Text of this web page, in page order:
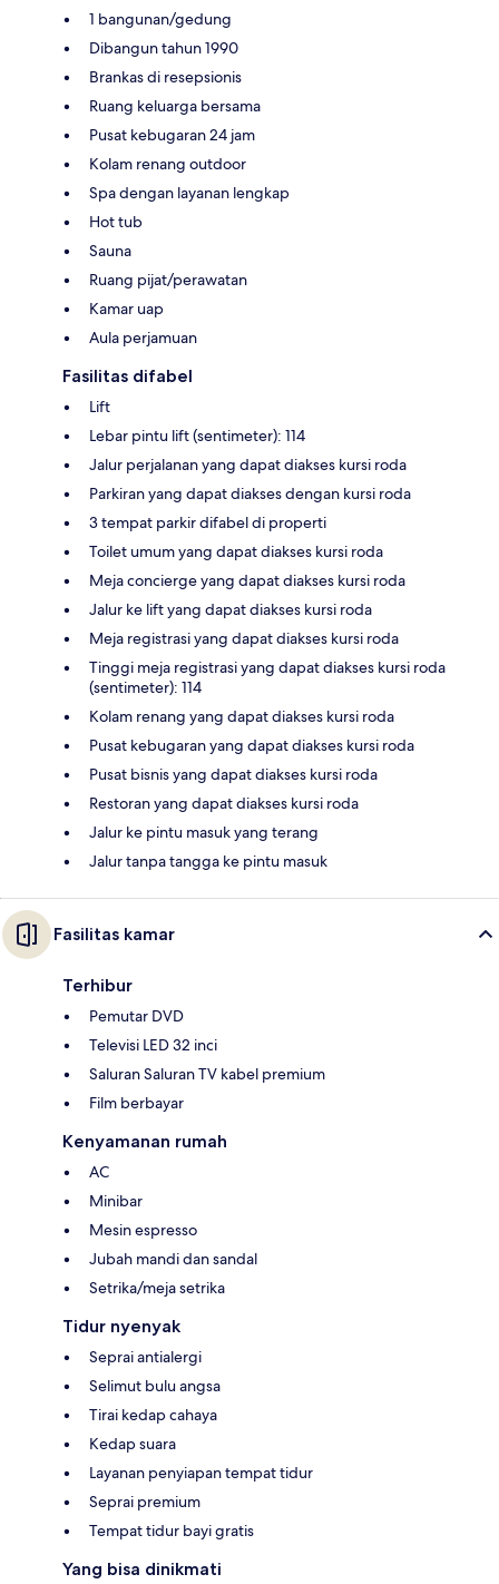
1 bangunan/gedung
Dibangun tahun 1990
Brankas di resepsionis
Ruang keluarga bersama
Pusat kebugaran 24 jam
Kolam renang outdoor
Spa dengan layanan lengkap
Hot tub
Sauna
Ruang pijat/perawatan
Kamar uap
Aula perjamuan
Fasilitas difabel
Lift
Lebar pintu lift (sentimeter): 114
Jalur perjalanan yang dapat diakses kursi roda
Parkiran yang dapat diakses dengan kursi roda
3 tempat parkir difabel di properti
Toilet umum yang dapat diakses kursi roda
Meja concierge yang dapat diakses kursi roda
Jalur ke lift yang dapat diakses kursi roda
Meja registrasi yang dapat diakses kursi roda
Tinggi meja registrasi yang dapat diakses kursi roda
(sentimeter): 114
Kolam renang yang dapat diakses kursi roda
Pusat kebugaran yang dapat diakses kursi roda
Pusat bisnis yang dapat diakses kursi roda
Restoran yang dapat diakses kursi roda
Jalur ke pintu masuk yang terang
Jalur tanpa tangga ke pintu masuk
Fasilitas kamar
Terhibur
Pemutar DVD
Televisi LED 32 inci
Saluran Saluran TV kabel premium
Film berbayar
Kenyamanan rumah
AC
Minibar
Mesin espresso
Jubah mandi dan sandal
Setrika/meja setrika
Tidur nyenyak
Seprai antialergi
Selimut bulu angsa
Tirai kedap cahaya
Kedap suara
Layanan penyiapan tempat tidur
Seprai premium
Tempat tidur bayi gratis
Yang bisa dinikmati